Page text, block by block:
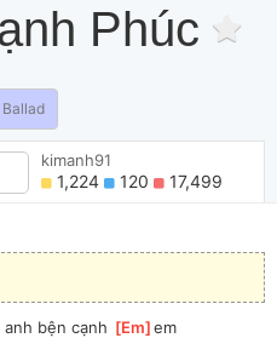
Phúc
kimanh91
1,224 120 17,499
anh bện cạnh [Em ]
em